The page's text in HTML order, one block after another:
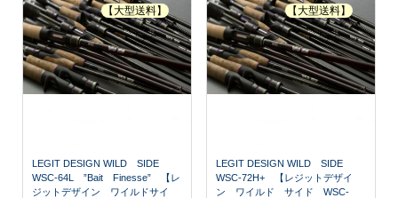
LEGIT DESIGN WILD SIDE
WSC-64L ”Bait Finesse” 【レ
ジットデザイン ワイルドサイ
【大型送料】
LEGIT DESIGN WILD SIDE
WSC-72H+ 【レジットデザイ
ン ワイルド サイド WSC-
【大型送料】